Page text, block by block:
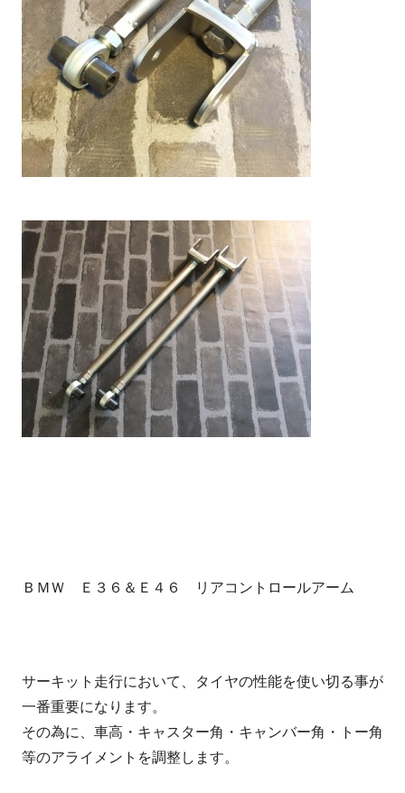
ＢＭＷ Ｅ３６＆Ｅ４６ リアコントロールアーム
サーキット走行において、タイヤの性能を使い切る事が
一番重要になります。
その為に、車高・キャスター角・キャンバー角・トー角
等のアライメントを調整します。